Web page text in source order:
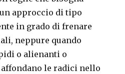
approccio di tipo
in grado di frenare
neppure quando
o alienanti o
le radici nello